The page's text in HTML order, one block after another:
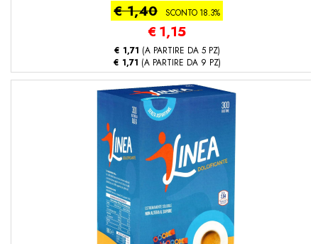
€ 1,40 SCONTO 18.3%
€ 1,15
€ 1,71 (A PARTIRE DA 5 PZ)
€ 1,71 (A PARTIRE DA 9 PZ)